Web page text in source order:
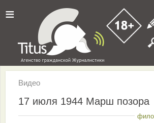
≡
Видео
17 июля 1944 Марш позора